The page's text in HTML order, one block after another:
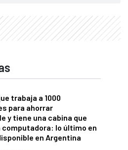
trabaja a 1000
para ahorrar
y tiene una cabina que
computadora: lo último en
en Argentina